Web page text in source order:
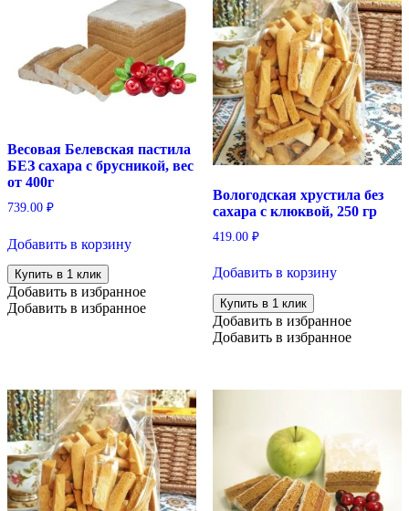
Весовая Белевская пастила
БЕЗ сахара с брусникой, вес
от 400г
739.00 ₽
Добавить в корзину
Купить в 1 клик
Добавить в избранное
Добавить в избранное
Вологодская хрустила без
сахара с клюквой, 250 гр
419.00 ₽
Добавить в корзину
Купить в 1 клик
Добавить в избранное
Добавить в избранное